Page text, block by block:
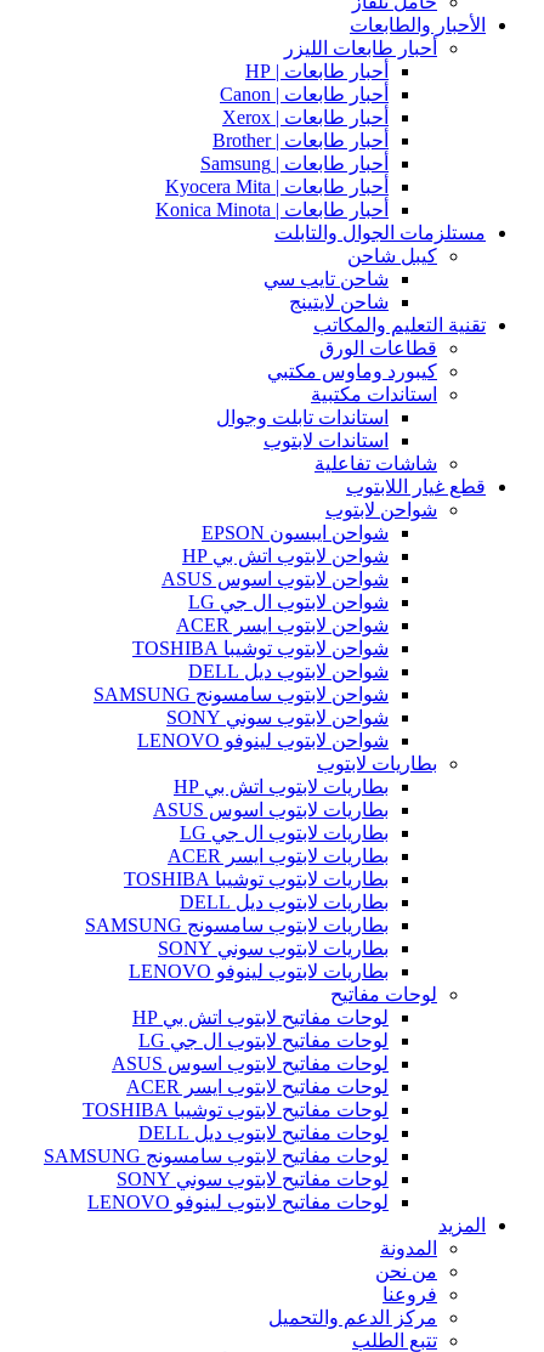
الأحبار والطابعات
أحبار طابعات الليزر
أحبار طابعات | HP
أحبار طابعات | Canon
أحبار طابعات | Xerox
أحبار طابعات | Brother
أحبار طابعات | Samsung
أحبار طابعات | Kyocera Mita
أحبار طابعات | Konica Minota
مستلزمات الجوال والتابلت
كيبل شاحن
شاحن تايب سي
شاحن لايتينج
تقنية التعليم والمكاتب
قطاعات الورق
كيبورد وماوس مكتبي
استاندات مكتبية
استاندات تابلت وجوال
استاندات لابتوب
شاشات تفاعلية
قطع غيار اللابتوب
شواحن لابتوب
شواحن ايبسون EPSON
شواحن لابتوب اتش بي HP
شواحن لابتوب اسوس ASUS
شواحن لابتوب ال جي LG
شواحن لابتوب ايسر ACER
شواحن لابتوب توشيبا TOSHIBA
شواحن لابتوب ديل DELL
شواحن لابتوب سامسونج SAMSUNG
شواحن لابتوب سوني SONY
شواحن لابتوب لينوفو LENOVO
بطاريات لابتوب
بطاريات لابتوب اتش بي HP
بطاريات لابتوب اسوس ASUS
بطاريات لابتوب ال جي LG
بطاريات لابتوب ايسر ACER
بطاريات لابتوب توشيبا TOSHIBA
بطاريات لابتوب ديل DELL
بطاريات لابتوب سامسونج SAMSUNG
بطاريات لابتوب سوني SONY
بطاريات لابتوب لينوفو LENOVO
لوحات مفاتيح
لوحات مفاتيح لابتوب اتش بي HP
لوحات مفاتيح لابتوب ال جي LG
لوحات مفاتيح لابتوب اسوس ASUS
لوحات مفاتيح لابتوب ايسر ACER
لوحات مفاتيح لابتوب توشيبا TOSHIBA
لوحات مفاتيح لابتوب ديل DELL
لوحات مفاتيح لابتوب سامسونج SAMSUNG
لوحات مفاتيح لابتوب سوني SONY
لوحات مفاتيح لابتوب لينوفو LENOVO
المزيد
المدونة
من نحن
فروعنا
مركز الدعم والتحميل
تتبع الطلب